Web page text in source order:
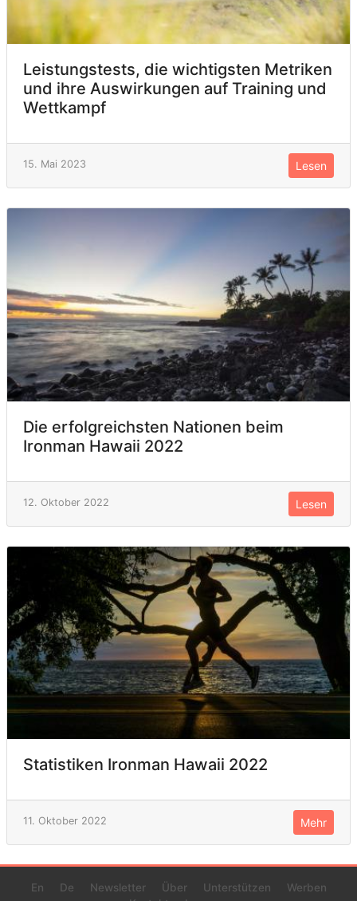
Leistungstests, die wichtigsten Metriken
und ihre Auswirkungen auf Training und
Wettkampf
15. Mai 2023 Lesen
Die erfolgreichsten Nationen beim
Ironman Hawaii 2022
12. Oktober 2022 Lesen
Statistiken Ironman Hawaii 2022
11. Oktober 2022 Mehr
En De Newsletter Über Unterstützen
Werben